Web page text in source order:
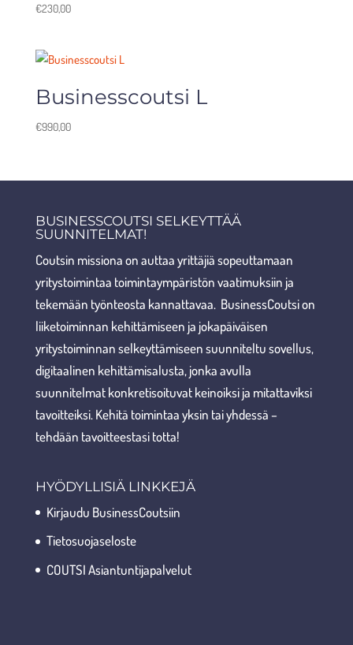
€230,00
Businesscoutsi L
€990,00
BUSINESSCOUTSI SELKEYTTÄÄ
SUUNNITELMAT!
Coutsin missiona on auttaa yrittäjiä sopeuttamaan
yritystoimintaa toimintaympäristön vaatimuksiin ja
tekemään työnteosta kannattavaa. BusinessCoutsi on
liiketoiminnan kehittämiseen ja jokapäiväisen
yritystoiminnan selkeyttämiseen suunniteltu sovellus,
digitaalinen kehittämisalusta, jonka avulla
suunnitelmat konkretisoituvat keinoiksi ja mitattaviksi
tavoitteiksi. Kehitä toimintaa yksin tai yhdessä –
tehdään tavoitteestasi totta!
HYÖDYLLISIÄ LINKKEJÄ
Kirjaudu BusinessCoutsiin
Tietosuojaseloste
COUTSI Asiantuntijapalvelut